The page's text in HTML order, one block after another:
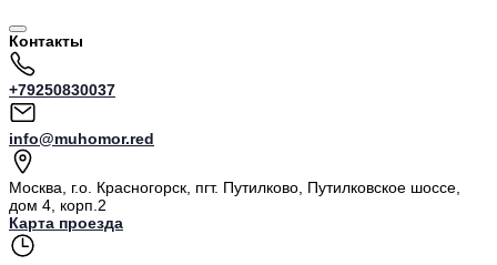
Контакты
+79250830037
info@muhomor.red
Москва
г.о. Красногорск, пгт. Путилково, Путилковское шоссе,
дом 4, корп.2
Карта проезда